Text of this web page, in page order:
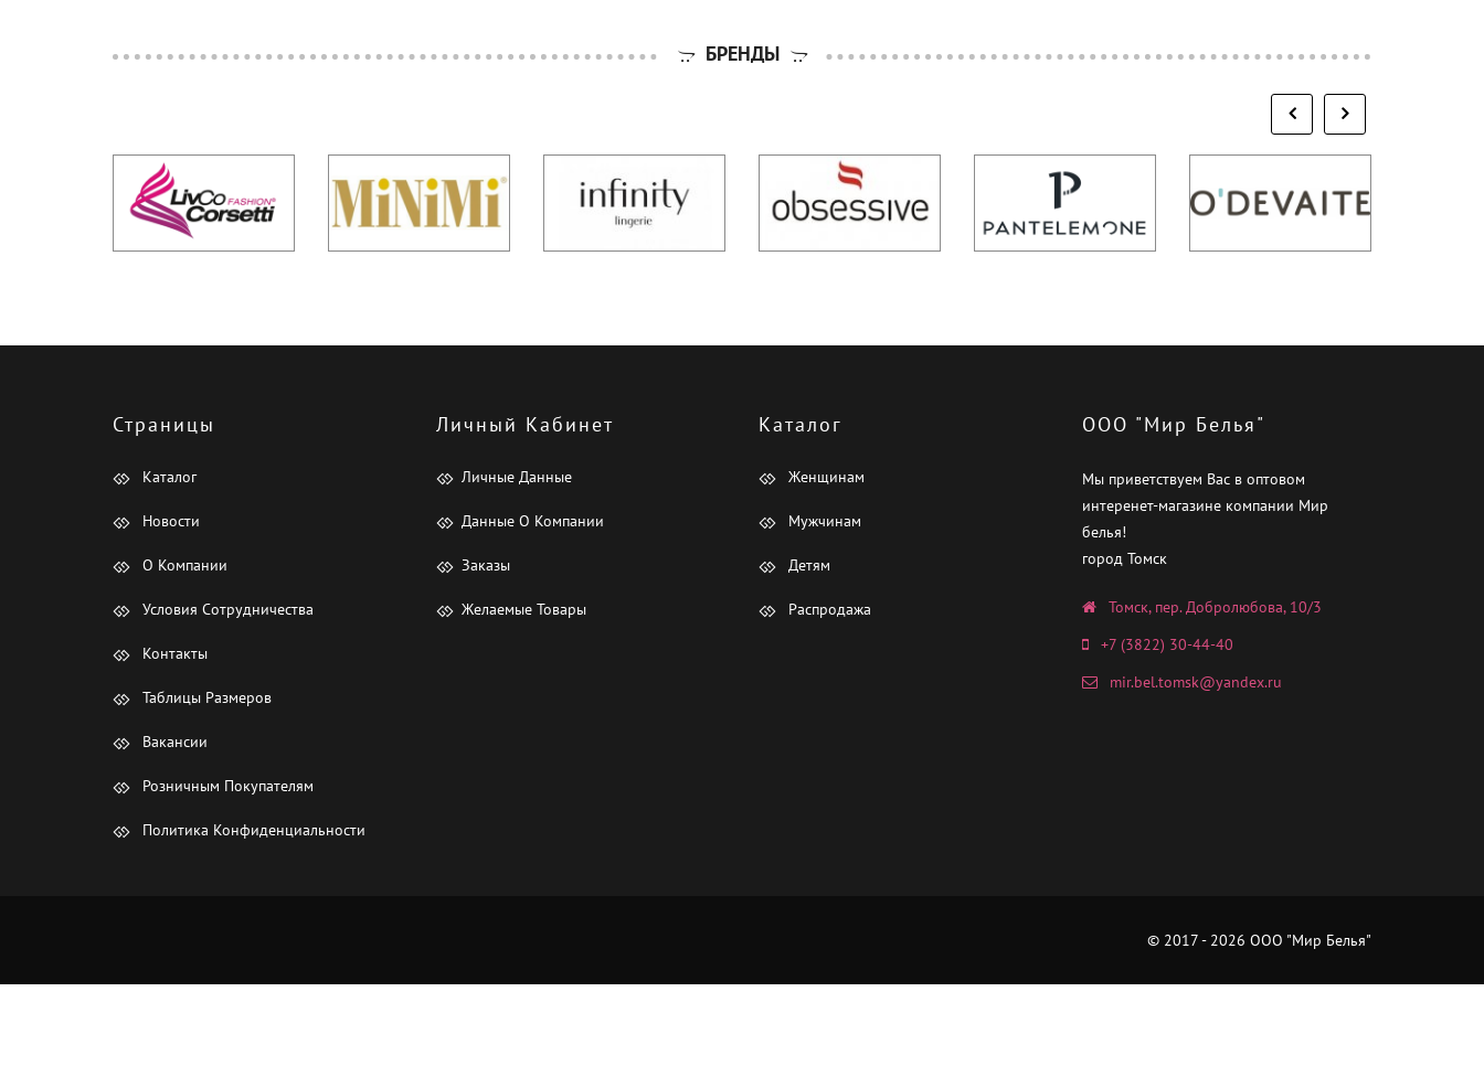
БРЕНДЫ
Страницы
Каталог
Новости
О Компании
Условия Сотрудничества
Контакты
Таблицы Размеров
Вакансии
Розничным Покупателям
Политика Конфиденциальности
Личный Кабинет
Личные Данные
Данные О Компании
Заказы
Желаемые Товары
Каталог
Женщинам
Мужчинам
Детям
Распродажа
ООО "Мир Белья"
Мы приветствуем Вас в оптовом
интеренет-магазине компании Мир
белья!
город Томск
Томск, пер. Добролюбова, 10/3
+7 (3822) 30-44-40
mir.bel.tomsk@yandex.ru
© 2017 - 2026 ООО "Мир Белья"